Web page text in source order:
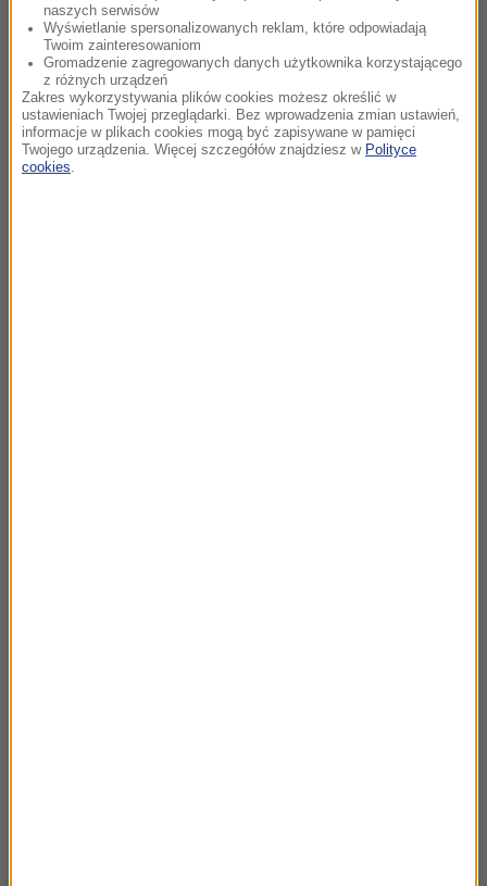
naszych serwisów
Wyświetlanie spersonalizowanych reklam, które odpowiadają
Twoim zainteresowaniom
Gromadzenie zagregowanych danych użytkownika korzystającego
z różnych urządzeń
Zakres wykorzystywania plików cookies możesz określić w
ustawieniach Twojej przeglądarki. Bez wprowadzenia zmian ustawień,
informacje w plikach cookies mogą być zapisywane w pamięci
Twojego urządzenia. Więcej szczegółów znajdziesz w Polityce
cookies